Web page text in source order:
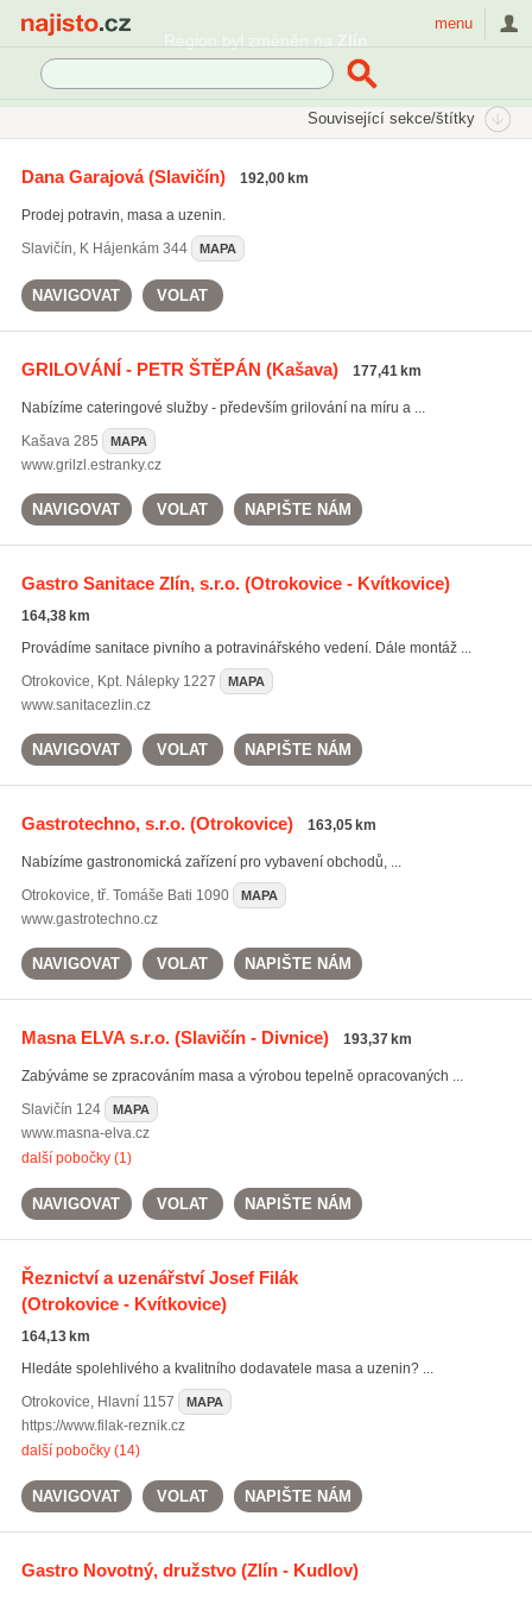
menu
Související sekce/štítky
párky(724)
hovězí maso(722)
Dana Garajová(Slavičín) 192,00 km
Prodej potravin, masa a uzenin.
Slavičín, K Hájenkám 344 MAPA
NAVIGOVAT VOLAT
GRILOVÁNÍ - PETR ŠTĚPÁN (Kašava) 177,41 km
Nabízíme cateringové služby - především grilování na míru a ...
Kašava285 MAPA
www.grilzl.estranky.cz
NAVIGOVAT VOLAT NAPIŠTE NÁM
Gastro Sanitace Zlín, s.r.o.(Otrokovice - Kvítkovice)
164,38 km
Provádíme sanitace pivního a potravinářského vedení. Dále montáž ...
Otrokovice, Kpt. Nálepky 1227 MAPA
www.sanitacezlin.cz
NAVIGOVAT VOLAT NAPIŠTE NÁM
Gastrotechno, s.r.o.(Otrokovice) 163,05 km
Nabízíme gastronomická zařízení pro vybavení obchodů, ...
Otrokovice, tř. Tomáše Bati 1090 MAPA
www.gastrotechno.cz
NAVIGOVAT VOLAT NAPIŠTE NÁM
Masna ELVA s.r.o.(Slavičín - Divnice) 193,37 km
Zabýváme se zpracováním masa a výrobou tepelně opracovaných ...
Slavičín 124 MAPA
www.masna-elva.cz
další pobočky (1)
NAVIGOVAT VOLAT NAPIŠTE NÁM
Řeznictví a uzenářství Josef Filák
(Otrokovice - Kvítkovice)
164,13 km
Hledáte spolehlivého a kvalitního dodavatele masa a uzenin? ...
Otrokovice, Hlavní 1157 MAPA
https://www.filak-reznik.cz
další pobočky (14)
NAVIGOVAT VOLAT NAPIŠTE NÁM
Gastro Novotný, družstvo(Zlín - Kudlov)